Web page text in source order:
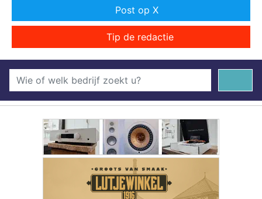
Post op X
Tip de redactie